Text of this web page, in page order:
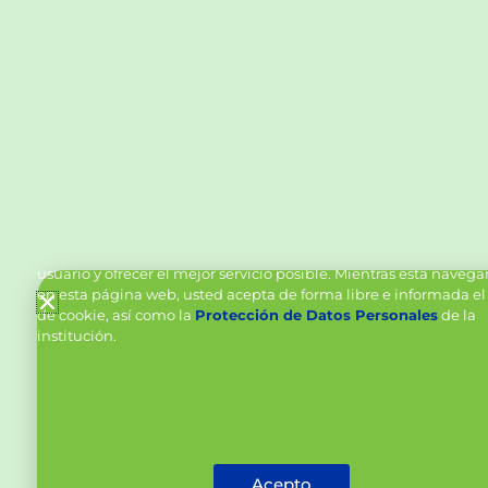
usuario y ofrecer el mejor servicio posible. Mientras está
en esta página web, usted acepta de forma libre e informada el
de cookie, así como la Protección de Datos Personalesde la
institución.
Acepto